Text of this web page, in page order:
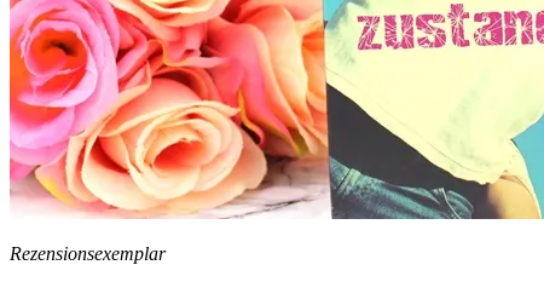
Rezensionsexemplar